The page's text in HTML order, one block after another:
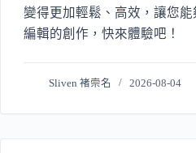
變得更加輕鬆、高效，讓您能
編輯的創作，快來體驗吧！
Sliven 褚崇名 2026-08-04